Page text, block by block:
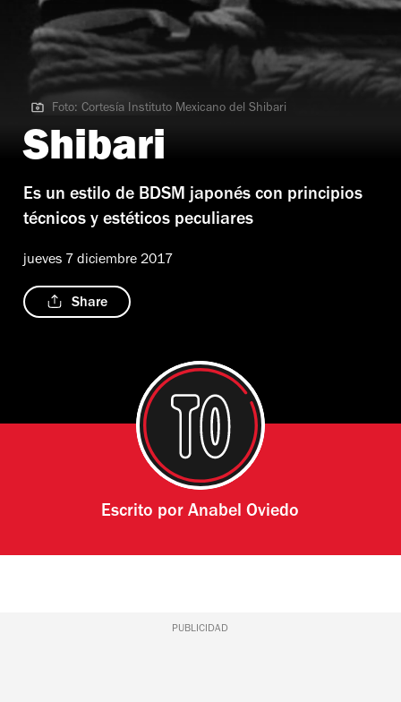
Foto: Cortesía Instituto Mexicano del Shibari
Foto: Cortesía Instituto Mexicano del Shibari
Shibari
Es un estilo de BDSM japonés con principios
técnicos y estéticos peculiares
jueves 7 diciembre 2017
Share
Escrito porAnabel Oviedo
PUBLICIDAD